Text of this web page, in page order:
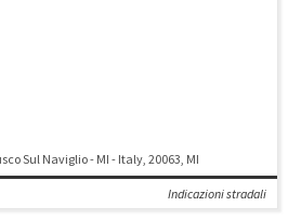
Sul Naviglio - MI - Italy, 20063, MI
Indicazioni stradali